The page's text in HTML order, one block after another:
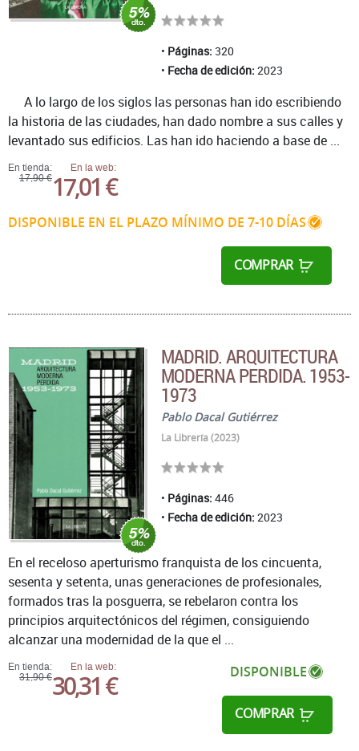
Páginas: 320
Fecha de edición: 2023
En tienda:
17,90 €
En la web:
17,01 €
DISPONIBLE EN EL PLAZO MÍNIMO DE 7-10 DÍAS
COMPRAR
A lo largo de los siglos las personas han ido escribiendo
la historia de las ciudades, han dado nombre a sus calles y
levantado sus edificios. Las han ido haciendo a base de ...
MADRID. ARQUITECTURA
MODERNA PERDIDA. 1953-
1973
Pablo Dacal Gutiérrez
La Librería (2023)
Páginas: 446
Fecha de edición: 2023
En tienda:
31,90 €
En la web:
30,31 € DISPONIBLE
COMPRAR
En el receloso aperturismo franquista de los cincuenta,
sesenta y setenta, unas generaciones de profesionales,
formados tras la posguerra, se rebelaron contra los
principios arquitectónicos del régimen, consiguiendo
alcanzar una modernidad de la que el ...